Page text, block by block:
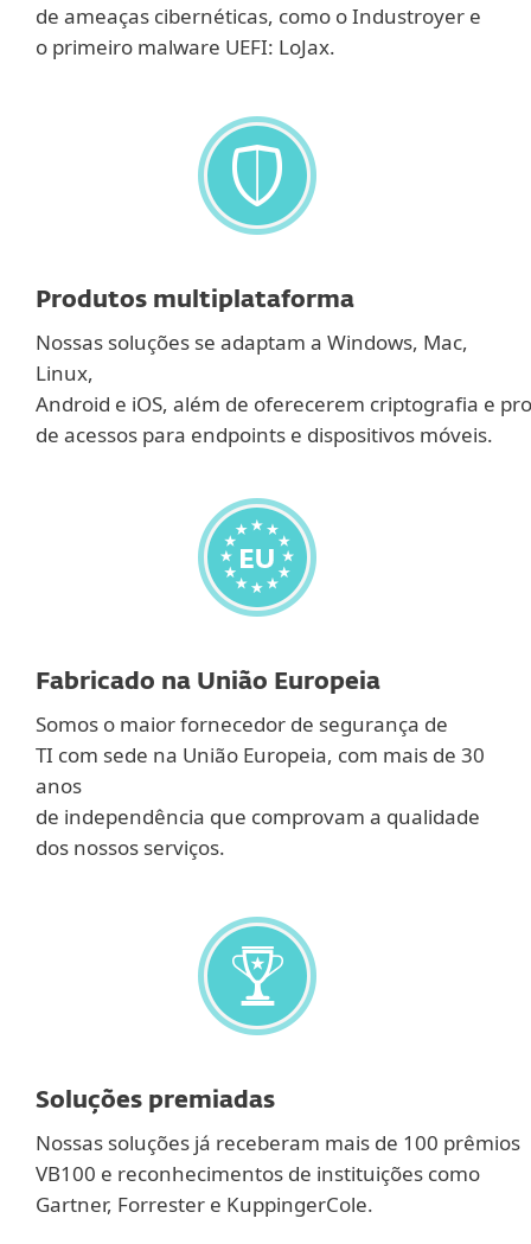
de ameaças cibernéticas, como o Industroyer e
o primeiro malware UEFI: LoJax.
Produtos multiplataforma
Nossas soluções se adaptam a Windows, Mac,
Linux,
Android e iOS, além de oferecerem criptografia e
de acessos para endpoints e dispositivos móveis.
Fabricado na União Europeia
Somos o maior fornecedor de segurança de
TI com sede na União Europeia, com mais de 30
anos
de independência que comprovam a qualidade
dos nossos serviços.
Soluções premiadas
Nossas soluções já receberam mais de 100 prêmios
VB100 e reconhecimentos de instituições como
Gartner, Forrester e KuppingerCole.